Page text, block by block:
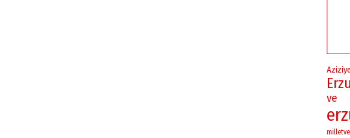
Aziziye
ve